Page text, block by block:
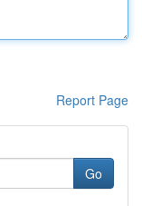
Report Page
Go